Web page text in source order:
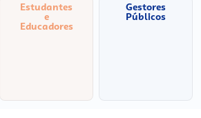
Estudantes
e
Educadores
Gestores
Públicos